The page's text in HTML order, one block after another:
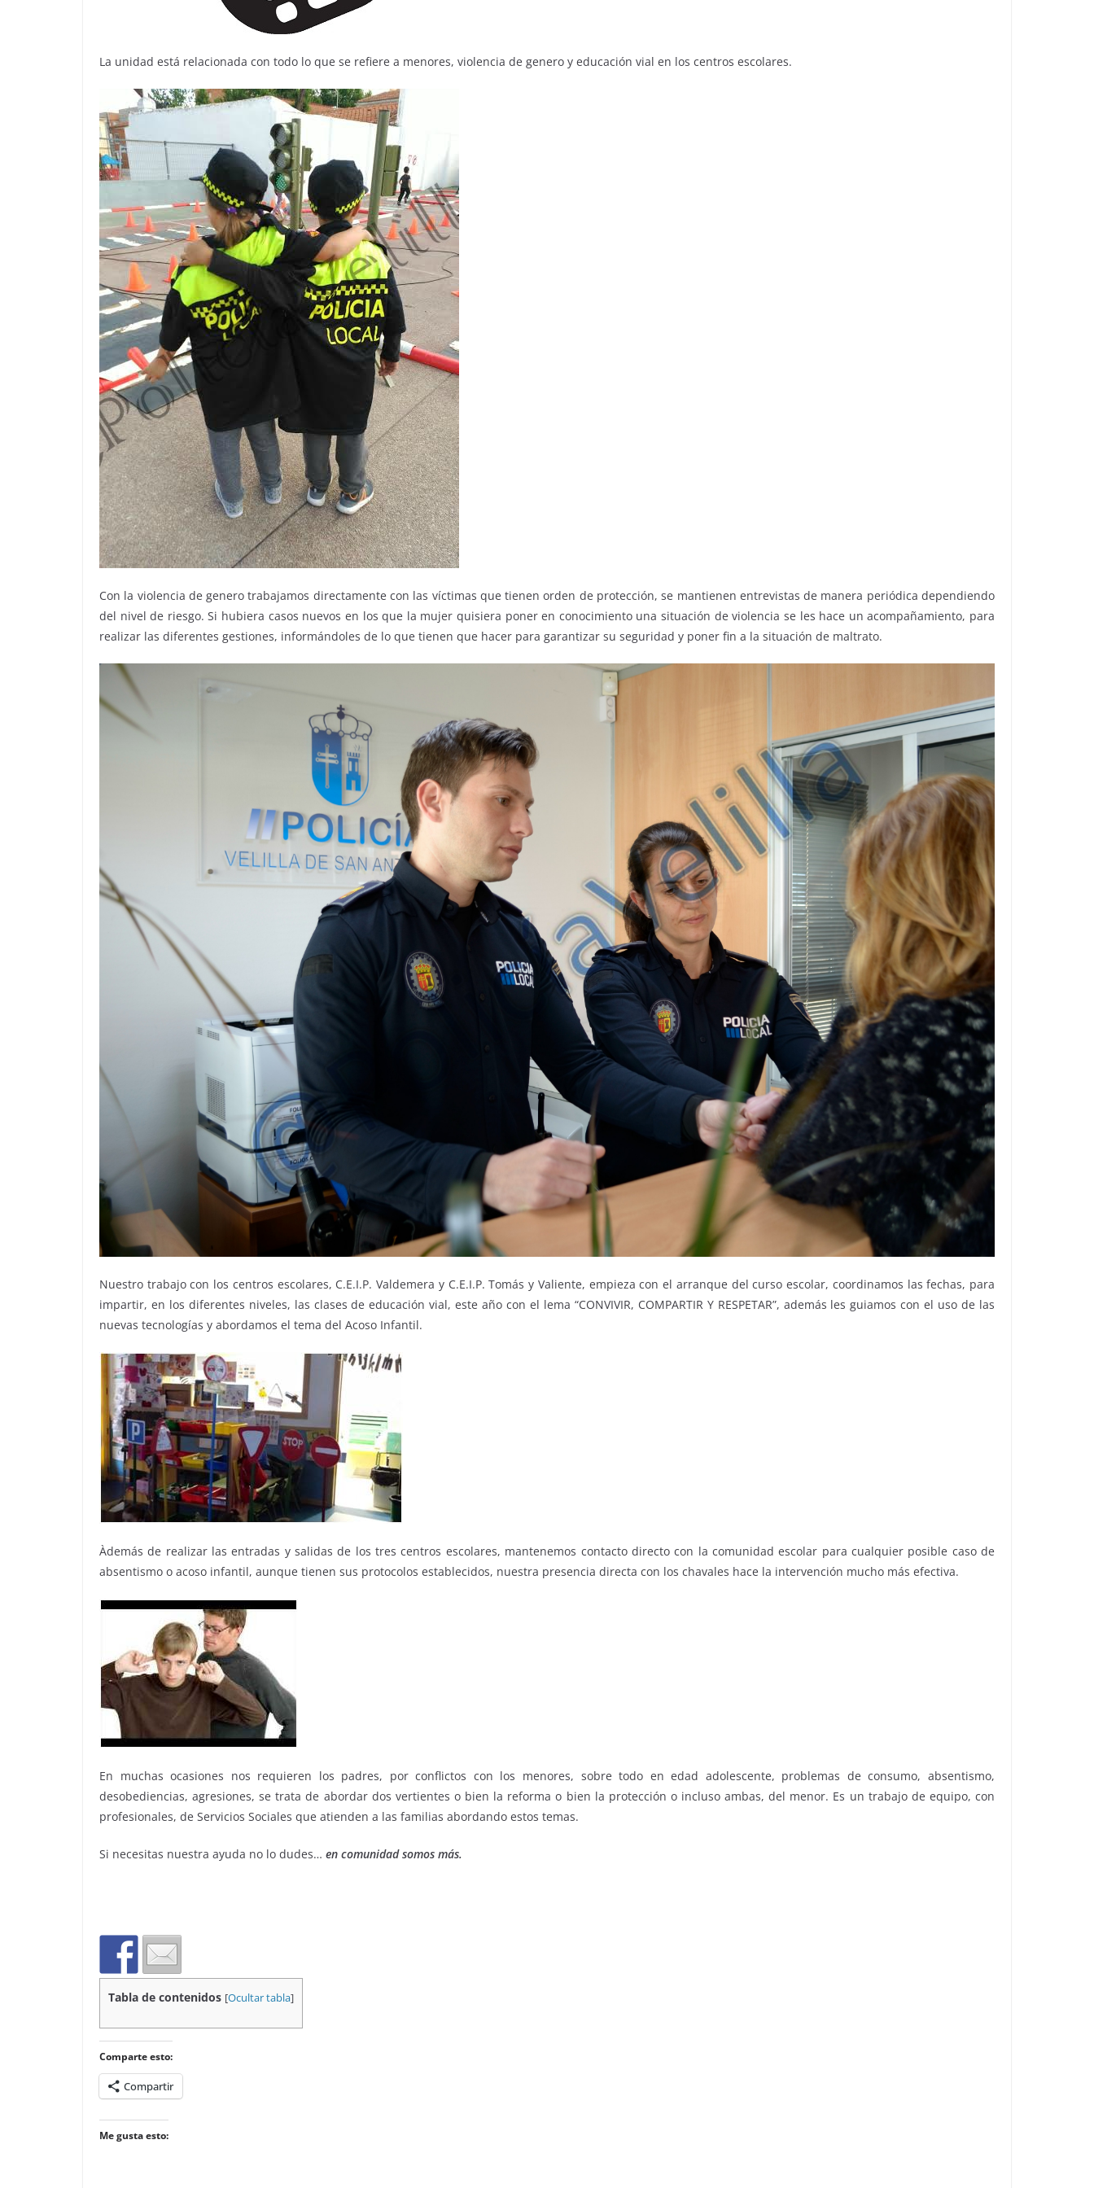
La unidad está relacionada con todo lo que se refiere a menores, violencia de genero y educación vial en los centros escolares.
Con la violencia de genero trabajamos directamente con las víctimas que tienen orden de protección, se mantienen entrevistas de manera periódica dependiendo
del nivel de riesgo. Si hubiera casos nuevos en los que la mujer quisiera poner en conocimiento una situación de violencia se les hace un acompañamiento, para
realizar las diferentes gestiones, informándoles de lo que tienen que hacer para garantizar su seguridad y poner fin a la situación de maltrato.
Nuestro trabajo con los centros escolares, C.E.I.P. Valdemera y C.E.I.P. Tomás y Valiente, empieza con el arranque del curso escolar, coordinamos las fechas, para
impartir, en los diferentes niveles, las clases de educación vial, este año con el lema “CONVIVIR, COMPARTIR Y RESPETAR”, además les guiamos con el uso de las
nuevas tecnologías y abordamos el tema del Acoso Infantil.
Àdemás de realizar las entradas y salidas de los tres centros escolares, mantenemos contacto directo con la comunidad escolar para cualquier posible caso de
absentismo o acoso infantil, aunque tienen sus protocolos establecidos, nuestra presencia directa con los chavales hace la intervención mucho más efectiva.
En muchas ocasiones nos requieren los padres, por conflictos con los menores, sobre todo en edad adolescente, problemas de consumo, absentismo,
desobediencias, agresiones, se trata de abordar dos vertientes o bien la reforma o bien la protección o incluso ambas, del menor. Es un trabajo de equipo, con
profesionales, de Servicios Sociales que atienden a las familias abordando estos temas.
Si necesitas nuestra ayuda no lo dudes… en comunidad somos más.
Tabla de contenidos [Ocultar tabla]
Comparte esto:
Compartir
Me gusta esto: